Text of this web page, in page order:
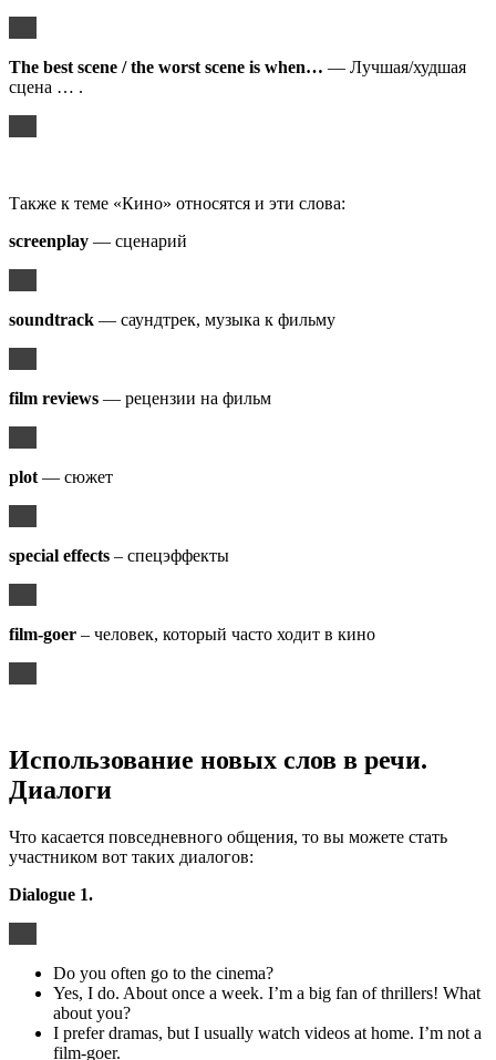
The best scene / the worst scene is when… — Лучшая/худшая
сцена … .
Также к теме «Кино» относятся и эти слова:
screenplay — сценарий
soundtrack — саундтрек, музыка к фильму
film reviews — рецензии на фильм
plot— сюжет
special effects – спецэффекты
film-goer – человек, который часто ходит в кино
Использование новых слов в речи.
Диалоги
Что касается повседневного общения, то вы можете стать
участником вот таких диалогов:
Dialogue 1.
Do you often go to the cinema?
Yes, I do. About once a week. I’m a big fan of thrillers! What
about you?
I prefer dramas, but I usually watch videos at home. I’m not a
film-goer.